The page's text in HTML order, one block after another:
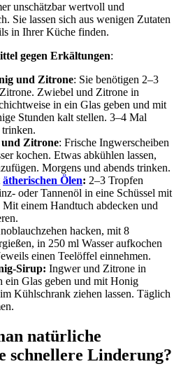
unschätzbar wertvoll und
Sie lassen sich aus wenigen Zutaten
in Ihrer Küche finden.
gegen Erkältungen:
und Zitrone: Sie benötigen 2–3
Zwiebel und Zitrone in
in ein Glas geben und mit
Stunden kalt stellen. 3–4 Mal
Zitrone: Frische Ingwerscheiben
kochen. Etwas abkühlen lassen,
Morgens und abends trinken.
ätherischen Ölen: 2–3 Tropfen
oder Tannenöl in eine Schüssel mit
Mit einem Handtuch abdecken und
hacken, mit 8
in 250 ml Wasser aufkochen
einen Teelöffel einnehmen.
Sirup: Ingwer und Zitrone in
ein Glas geben und mit Honig
Kühlschrank ziehen lassen. Täglich
natürliche
schnellere Linderung?